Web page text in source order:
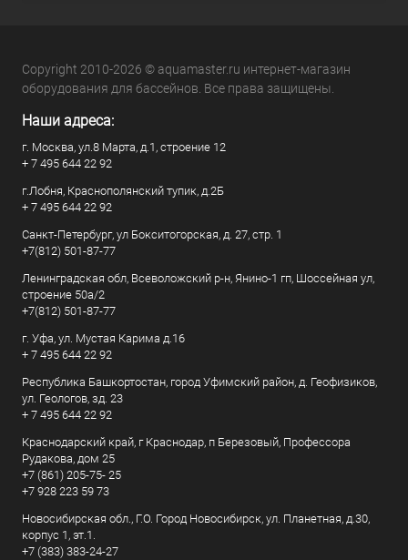
Copyright 2010-2026 © aquamaster.ru интернет-магазин
оборудования для бассейнов. Все права защищены.
Наши адреса:
г. Москва, ул.8 Марта, д.1, строение 12
+ 7 495 644 22 92
г.Лобня, Краснополянский тупик, д.2Б
+ 7 495 644 22 92
Санкт-Петербург, ул Бокситогорская, д. 27, стр. 1
+7(812) 501-87-77
Ленинградская обл, Всеволожский р-н, Янино-1 гп, Шоссейная ул,
строение 50а/2
+7(812) 501-87-77
г. Уфа, ул. Мустая Карима д.16
+ 7 495 644 22 92
Республика Башкортостан, город Уфимский район, д. Геофизиков,
ул. Геологов, зд. 23
+ 7 495 644 22 92
Краснодарский край, г Краснодар, п Березовый, Профессора
Рудакова, дом 25
+7 (861) 205-75- 25
+7 928 223 59 73
Новосибирская обл., Г.О. Город Новосибирск, ул. Планетная, д.30,
корпус 1, эт.1.
+7 (383) 383-24-27